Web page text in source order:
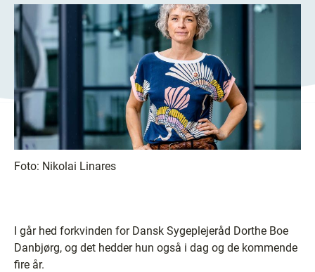
Foto: Nikolai Linares
I går hed forkvinden for Dansk Sygeplejeråd Dorthe Boe
Danbjørg, og det hedder hun også i dag og de kommende
fire år.